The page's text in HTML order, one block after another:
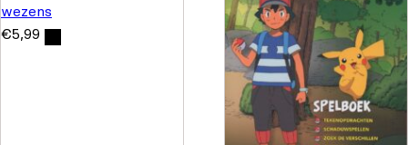
wezens
€5,99